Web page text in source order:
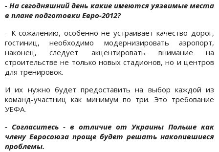
- На сегодняшний день какие имеются уязвимые места
в плане подготовки Евро-2012?
- К сожалению, особенно не устраивает качество дорог,
гостиниц, необходимо модернизировать аэропорт,
наконец, следует акцентировать внимание на
строительстве не только новых стадионов, но и центров
для тренировок.
И их нужно будет предоставить на выбор каждой из
команд-участниц как минимум по три. Это требование
УЕФА.
- Согласитесь - в отличие от Украины Польше как
члену Евросоюза проще будет решать накопившиеся
проблемы.